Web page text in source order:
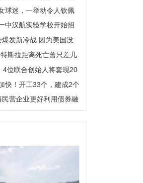
球迷，一举动令人钦佩
中汉航实验学校开始招
发新冷战 因为美国没
斯拉距离死亡曾只差几
4位联合创始人将套现20
快！开工33个，建成2个
营企业更好利用债券融